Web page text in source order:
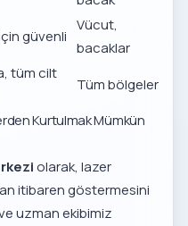
güvenli
Vücut,
bacaklar
tüm cilt
Tüm bölgeler
Kurtulmak Mümkün
olarak, lazer
itibaren göstermesini
uzman ekibimiz